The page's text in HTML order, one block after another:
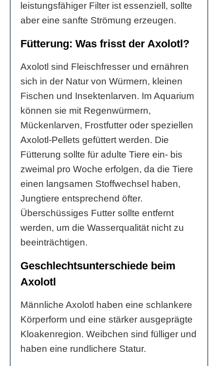
leistungsfähiger Filter ist essenziell, sollte
aber eine sanfte Strömung erzeugen.
Fütterung: Was frisst der Axolotl?
Axolotl sind Fleischfresser und ernähren
sich in der Natur von Würmern, kleinen
Fischen und Insektenlarven. Im Aquarium
können sie mit Regenwürmern,
Mückenlarven, Frostfutter oder speziellen
Axolotl-Pellets gefüttert werden. Die
Fütterung sollte für adulte Tiere ein- bis
zweimal pro Woche erfolgen, da die Tiere
einen langsamen Stoffwechsel haben,
Jungtiere entsprechend öfter.
Überschüssiges Futter sollte entfernt
werden, um die Wasserqualität nicht zu
beeinträchtigen.
Geschlechtsunterschiede beim
Axolotl
Männliche Axolotl haben eine schlankere
Körperform und eine stärker ausgeprägte
Kloakenregion. Weibchen sind fülliger und
haben eine rundlichere Statur.